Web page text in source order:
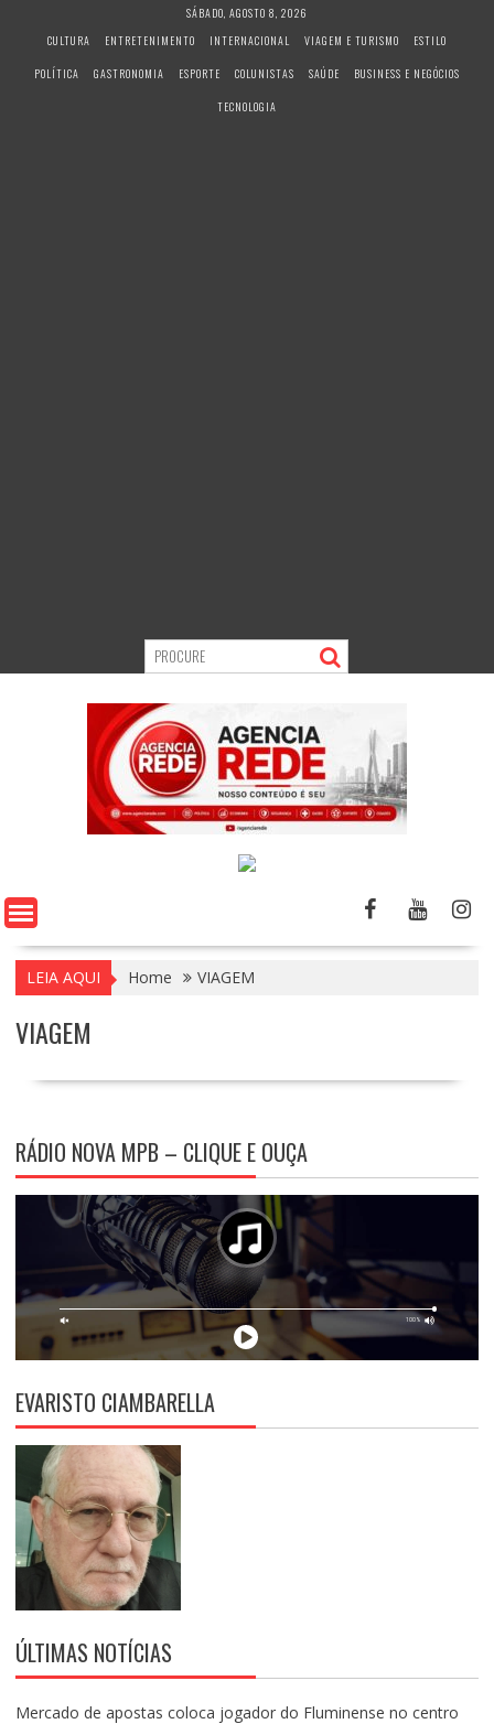
SÁBADO, AGOSTO 8, 2026
CULTURA
ENTRETENIMENTO INTERNACIONAL VIAGEM E TURISMO
ESTILO
POLÍTICA
GASTRONOMIA ESPORTE COLUNISTAS SAÚDE
BUSINESS E NEGÓCIOS
TECNOLOGIA
LEIA AQUI Home VIAGEM
VIAGEM
RÁDIO NOVA MPB – CLIQUE E OUÇA
EVARISTO CIAMBARELLA
ÚLTIMAS NOTÍCIAS
Mercado de apostas coloca jogador do Fluminense no centro